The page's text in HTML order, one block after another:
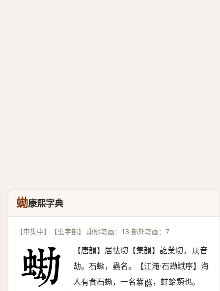
蜐康熙字典
【申集中】【虫字部】 康熙笔画：13 部外笔画：7
【唐韻】居怯切【集韻】訖業切， 𠀤音
劫。石蜐，蟲名。【江淹·石蜐賦序】海
人有食石蜐，一名紫𧄤 ，蚌蛤類也。